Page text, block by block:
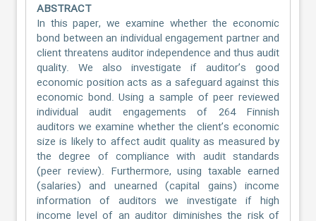
ABSTRACT
In this paper, we examine whether the economic
bond between an individual engagement partner and
client threatens auditor independence and thus audit
quality. We also investigate if auditor’s good
economic position acts as a safeguard against this
economic bond. Using a sample of peer reviewed
individual audit engagements of 264 Finnish
auditors we examine whether the client’s economic
size is likely to affect audit quality as measured by
the degree of compliance with audit standards
(peer review). Furthermore, using taxable earned
(salaries) and unearned (capital gains) income
information of auditors we investigate if high
income level of an auditor diminishes the risk of